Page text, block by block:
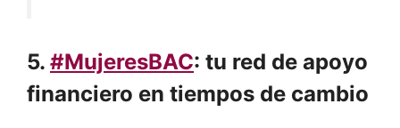
5. #MujeresBAC: tu red de apoyo
financiero en tiempos de cambio